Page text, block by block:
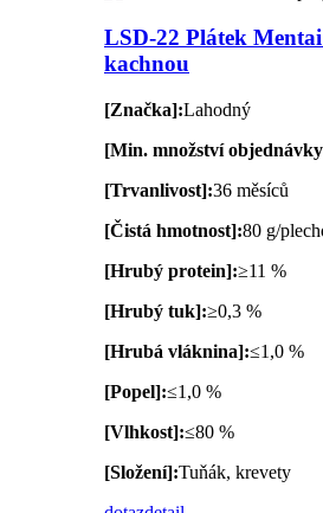
LSD-22 Plátek
kachnou
[Značka]:Lahodný
[Min. množství
[Trvanlivost]:36 měsíců
[Čistá hmotnost]:80 g/
[Hrubý protein]:≥11 %
[Hrubý tuk]:≥0,3 %
[Hrubá vláknina]:≤1,0 %
[Popel]:≤1,0 %
[Vlhkost]:≤80 %
[Složení]:Tuňák, krevety